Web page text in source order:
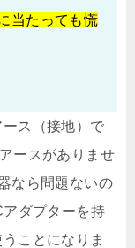
当たっても慌
ス（接地）で
ースがありませ
なら問題ないの
ダプターを持
ことになりま